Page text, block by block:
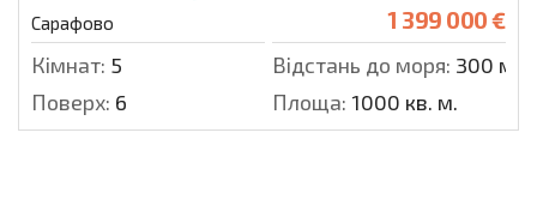
Сарафово 1 399 000 €
Кімнат: 5 Відстань до моря: 300 м.
Поверх: 6 Площа: 1000 кв. м.